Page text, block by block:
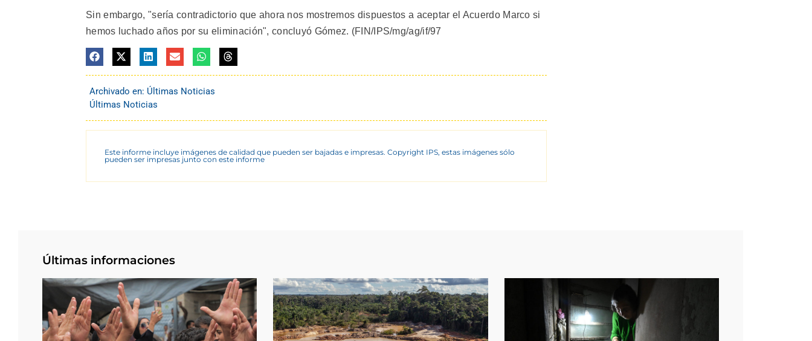
Sin embargo, "sería contradictorio que ahora nos mostremos dispuestos a aceptar el Acuerdo Marco si
hemos luchado años por su eliminación", concluyó Gómez. (FIN/IPS/mg/ag/if/97
Archivado en: Últimas Noticias
Últimas Noticias
Este informe incluye imágenes de calidad que pueden ser bajadas e impresas. Copyright IPS, estas imágenes sólo
pueden ser impresas junto con este informe
Últimas informaciones